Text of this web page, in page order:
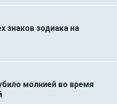
знаков зодиака на
молнией во время